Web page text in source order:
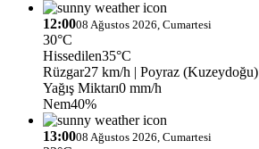
12:0008 Ağustos 2026, Cumartesi
30°C
Hissedilen35°C
Rüzgar27 km/h | Poyraz (Kuzeydoğu)
Yağış Miktarı0 mm/h
Nem40%
13:0008 Ağustos 2026, Cumartesi